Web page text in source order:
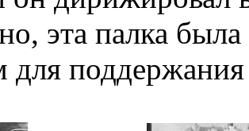
эта палка
для